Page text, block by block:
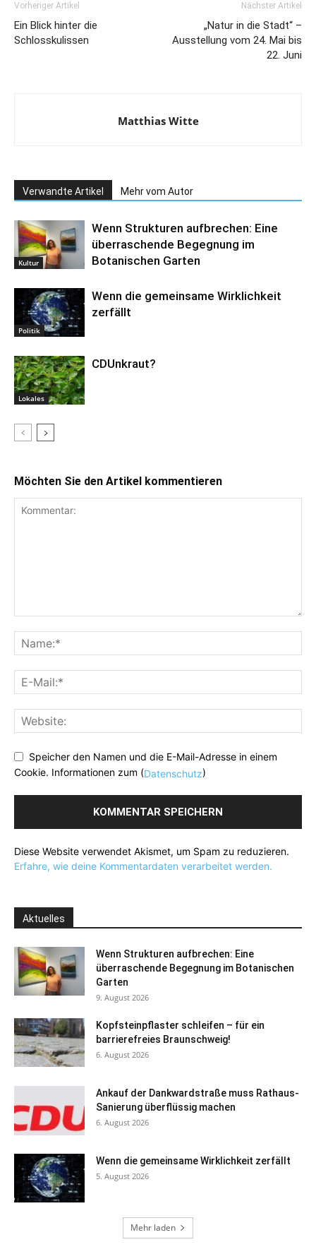
Vorheriger Artikel
Ein Blick hinter die
Schlosskulissen
Nächster Artikel
„Natur in die Stadt“ –
Ausstellung vom 24. Mai bis
22. Juni
Matthias Witte
Verwandte Artikel Mehr vom Autor
Kultur
Wenn Strukturen aufbrechen: Eine
überraschende Begegnung im
Botanischen Garten
Politik
Wenn die gemeinsame Wirklichkeit
zerfällt
Lokales
CDUnkraut?
Möchten Sie den Artikel kommentieren
Speicher den Namen und die E-Mail-Adresse in einem
Cookie. Informationen zum (Datenschutz)
Diese Website verwendet Akismet, um Spam zu reduzieren.
Erfahre, wie deine Kommentardaten verarbeitet werden.
Aktuelles
Wenn Strukturen aufbrechen: Eine
überraschende Begegnung im Botanischen
Garten
9. August 2026
Kopfsteinpflaster schleifen – für ein
barrierefreies Braunschweig!
6. August 2026
Ankauf der Dankwardstraße muss Rathaus-
Sanierung überflüssig machen
6. August 2026
Wenn die gemeinsame Wirklichkeit zerfällt
5. August 2026
Mehr laden